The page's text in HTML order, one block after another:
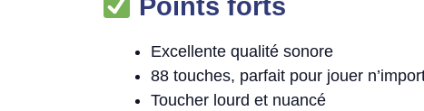
Points forts
Excellente qualité sonore
88 touches, parfait pour jouer
Toucher lourd et nuancé